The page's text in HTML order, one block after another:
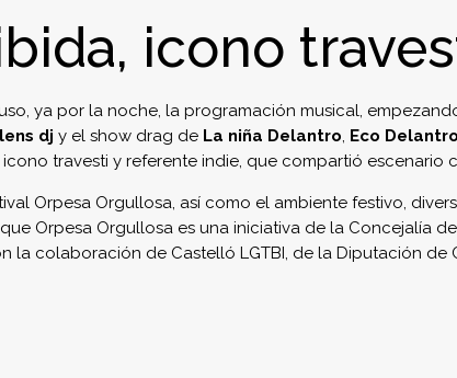
icono
ya por la noche, la programación musical,
dj y el show drag de La niña Delantro, Eco Delantro
icono travesti y referente indie, que compartió escenario
Orpesa Orgullosa, así como el ambiente festivo,
Orpesa Orgullosa es una iniciativa de la Concejalía
la colaboración de Castelló LGTBI, de la Diputación